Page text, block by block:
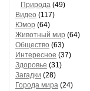
Природа (49)
Видео (117)
Юмор (64)
Животный мир (64)
Общество (63)
Интересное (37)
Здоровье (31)
Загадки (28)
Города мира (24)